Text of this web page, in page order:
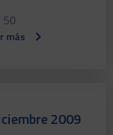
50
más
2009